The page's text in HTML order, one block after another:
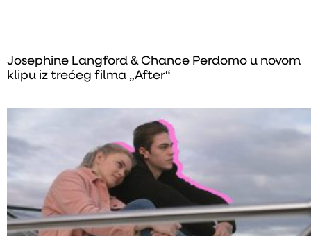
Josephine Langford & Chance Perdomo u novom
klipu iz trećeg filma „After“